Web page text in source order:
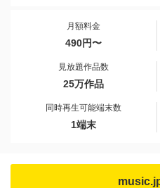
月額料金
490円〜
見放題作品数
25万作品
同時再生可能端末数
1端末